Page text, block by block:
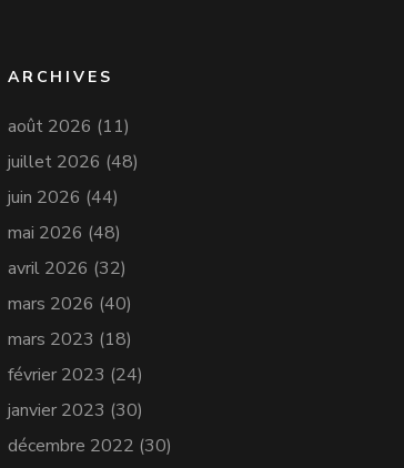
ARCHIVES
août 2026 (11)
juillet 2026 (48)
juin 2026 (44)
mai 2026 (48)
avril 2026 (32)
mars 2026 (40)
mars 2023 (18)
février 2023 (24)
janvier 2023 (30)
décembre 2022 (30)